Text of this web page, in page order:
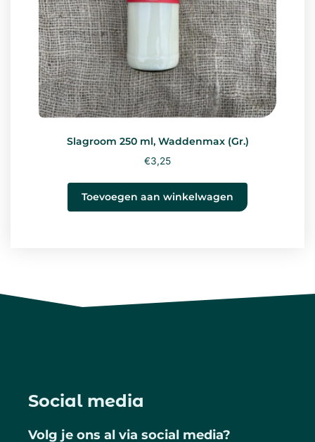
Slagroom 250 ml, Waddenmax (Gr.)
€3,25
Toevoegen aan winkelwagen
Social media
Volg je ons al via social media?